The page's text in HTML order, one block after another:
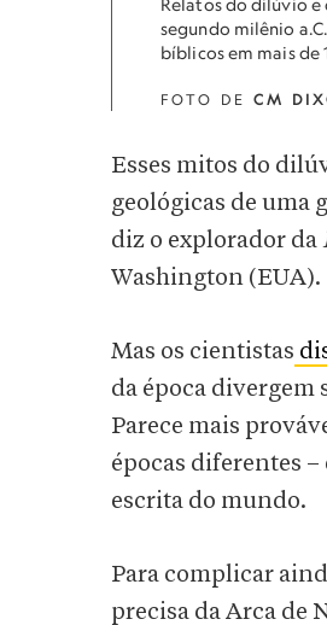
Relatos do dilúvio e
segundo milênio
bíblicos em mais de
FOTO DE CM
Esses mitos do
geológicas de uma
diz o explorador da
Washington (EUA).
Mas os cientistas
da época divergem
Parece mais
épocas diferentes
escrita do mundo.
Para complicar
precisa da Arca de